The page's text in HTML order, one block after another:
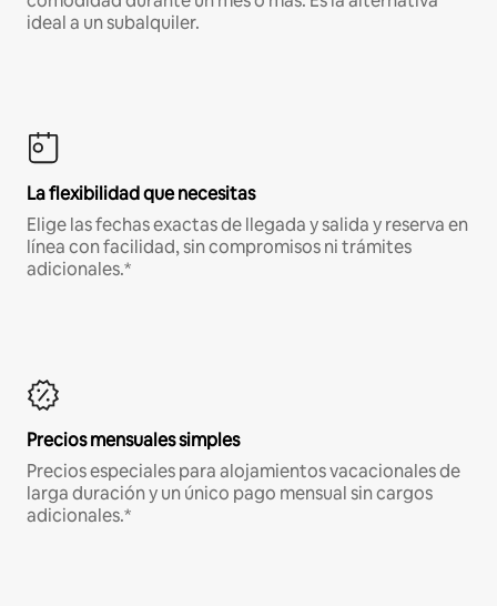
ideal a un subalquiler.
La flexibilidad que necesitas
Elige las fechas exactas de llegada y salida y reserva en
línea con facilidad, sin compromisos ni trámites
adicionales.*
Precios mensuales simples
Precios especiales para alojamientos vacacionales de
larga duración y un único pago mensual sin cargos
adicionales.*